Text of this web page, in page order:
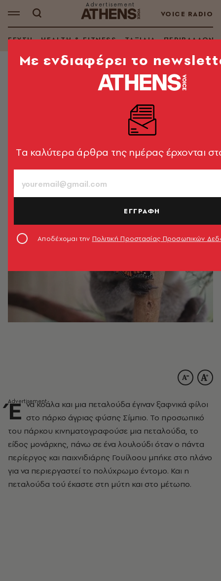
VOICE RADIO
ΓΕΥΣΗ HEALTH & FITNESS ΤΑΞΙΔΙΑ ΠΕΡΙΒΑΛΛΟΝ
γλυκό ζευγάρι της ημέρας (video)
Μια φιλία που γεννήθηκε στο πάρκο άγριας φύσης
του Σίδνεϊ
Newsroom
04.10.2016, 11:34
Έ να κοάλα και μια πεταλούδα έγιναν ξαφνικά φίλοι
στο πάρκο άγριας φύσης Σίμπιο. Το προσωπικό
του πάρκου κινηματογραφούσε μια πεταλούδα, το
είδος μονάρχης, πάνω σε ένα λουλούδι όταν ο πάντα
περίεργος και παιχνιδιάρης Γουίλοου μπήκε στο πλάνο
για να περιεργαστεί το πολύχρωμο έντομο. Και η
πεταλούδα τού έκαστε στη μύτη και στο μέτωπο.
Mε ενδιαφέρει το
Tα καλύτερα άρθρα της ημέρας έρχονται
ΕΓΓΡΑΦΗ
Αποδέχομαι την Πολιτική Προστασίας Προσωπικών